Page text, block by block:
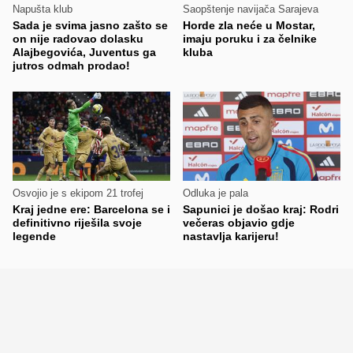
Napušta klub
Sada je svima jasno zašto se
on nije radovao dolasku
Alajbegovića, Juventus ga
jutros odmah prodao!
Saopštenje navijača Sarajeva
Horde zla neće u Mostar,
imaju poruku i za čelnike
kluba
Osvojio je s ekipom 21 trofej
Kraj jedne ere: Barcelona se i
definitivno riješila svoje
legende
Odluka je pala
Sapunici je došao kraj: Rodri
večeras objavio gdje
nastavlja karijeru!